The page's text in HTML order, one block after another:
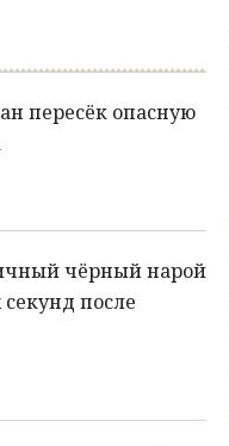
пересёк опасную
чёрный нарой
после